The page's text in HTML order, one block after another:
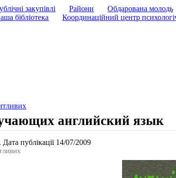
закупівлі Райони Обдарована молодь
бібліотека Координаційний центр
английский язык
публікації 14/07/2009